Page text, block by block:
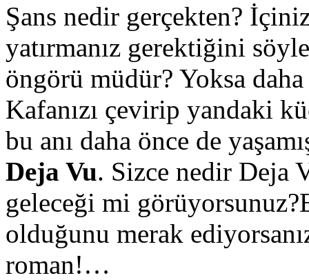
Şans nedir gerçekten?
yatırmanız gerektiğini
öngörü müdür? Yoksa
Kafanızı çevirip yandaki
bu anı daha önce de
Deja Vu. Sizce nedir Deja
geleceği mi
olduğunu merak
roman!…